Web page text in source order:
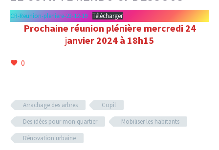
CR-Reunion-pleniere-23-12-19 Télécharger
Prochaine réunion plénière mercredi 24
janvier 2024 à 18h15
0
Arrachage des arbres
Copil
Des idées pour mon quartier
Mobiliser les habitants
Rénovation urbaine